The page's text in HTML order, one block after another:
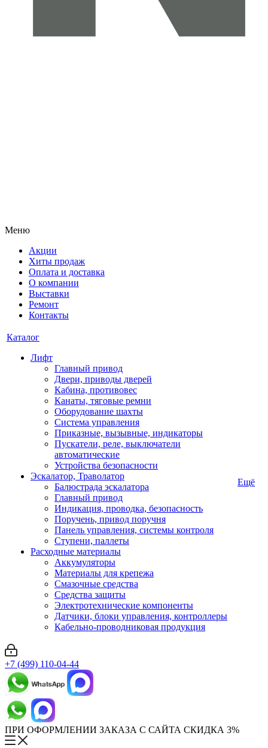
Меню
Акции
Хиты продаж
Оплата и доставка
О компании
Выставки
Ремонт
Контакты
Каталог
Лифт
Главный привод
Двери, приводы дверей
Кабина, противовес
Канаты, тяговые ремни
Оборудование шахты
Система управления
Приказные, вызывные, индикаторы
Пускатели, реле, выключатели
автоматические
Устройства безопасности
Эскалатор, Траволатор
Балюстрада эскалатора
Главный привод
Индикация, проводка, безопасность
Поручень, привод поручня
Панель управления, системы контроля
Ступени, паллеты
Расходные материалы
Аккумуляторы
Материалы для крепежа
Смазочные средства
Средства защиты
Электротехнические компоненты
Датчики, блоки управления, контроллеры
Кабельно-проводниковая продукция
Ещё
+7 (499) 110-04-44
ПРИ ОФОРМЛЕНИИ ЗАКАЗА С САЙТА СКИДКА 3%